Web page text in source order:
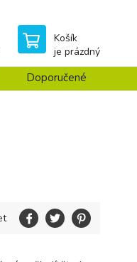
Košík
je prázdný
Doporučené